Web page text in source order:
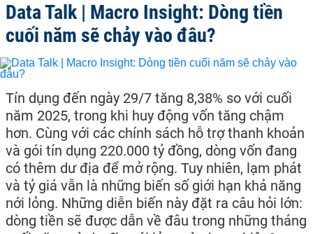
Data Talk | Macro Insight: Dòng tiền
cuối năm sẽ chảy vào đâu?
Tín dụng đến ngày 29/7 tăng 8,38% so với cuối
năm 2025, trong khi huy động vốn tăng chậm
hơn. Cùng với các chính sách hỗ trợ thanh khoản
và gói tín dụng 220.000 tỷ đồng, dòng vốn đang
có thêm dư địa để mở rộng. Tuy nhiên, lạm phát
và tỷ giá vẫn là những biến số giới hạn khả năng
nới lỏng. Những diễn biến này đặt ra câu hỏi lớn:
dòng tiền sẽ được dẫn về đâu trong những tháng